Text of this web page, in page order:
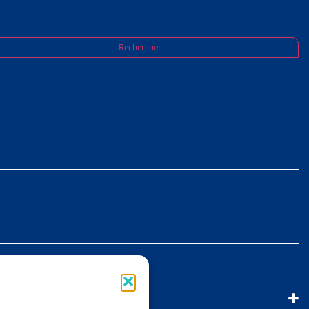
Rechercher
de valeur probante des expertises AI du
au centre d’expertises PMEDA, le Tribunal
de la valeur probante des expertises PMEDA déjà
quant à la fiabilité et à la pertinence d’une expertise